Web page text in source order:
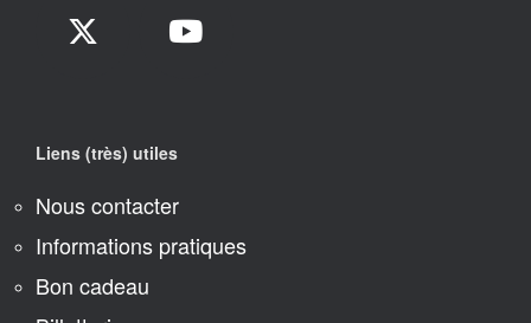
Liens (très) utiles
Nous contacter
Informations pratiques
Bon cadeau